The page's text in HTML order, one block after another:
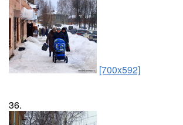
[700x592]
36.